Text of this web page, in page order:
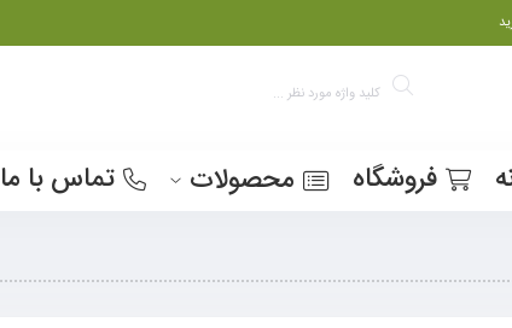
فروشگاه محصولات تماس با ما